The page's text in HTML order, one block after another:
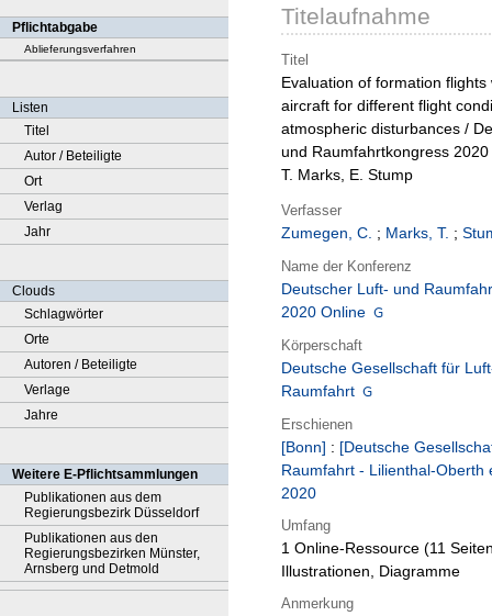
Pflichtabgabe
Ablieferungsverfahren
Listen
Titel
Autor / Beteiligte
Ort
Verlag
Jahr
Clouds
Schlagwörter
Orte
Autoren / Beteiligte
Verlage
Jahre
Weitere E-Pflichtsammlungen
Publikationen aus dem
Regierungsbezirk Düsseldorf
Publikationen aus den
Regierungsbezirken Münster,
Arnsberg und Detmold
Titelaufnahme
Titel
Evaluation of formation
aircraft for different flight
atmospheric disturbances /
und Raumfahrtkongress
T. Marks, E. Stump
Verfasser
Zumegen, C. ; Marks, T. ;
Name der Konferenz
Deutscher Luft- und
2020 Online
Körperschaft
Deutsche Gesellschaft für
Raumfahrt
Erschienen
[Bonn] : [Deutsche
Raumfahrt - Lilienthal-Oberth
2020
Umfang
1 Online-Ressource (11
Illustrationen, Diagramme
Anmerkung